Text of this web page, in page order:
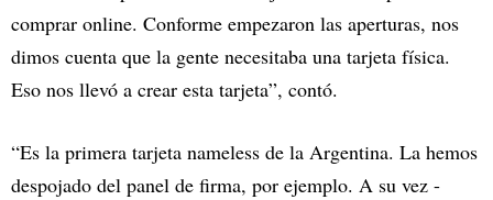
comprar online. Conforme empezaron las aperturas, nos
dimos cuenta que la gente necesitaba una tarjeta física.
Eso nos llevó a crear esta tarjeta”, contó.
“Es la primera tarjeta nameless de la Argentina. La hemos
despojado del panel de firma, por ejemplo. A su vez -